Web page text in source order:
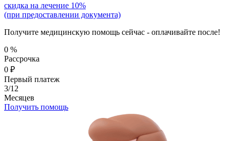
скидка на лечение 10%
(при предоставлении документа)
Получите медицинскую помощь сейчас - оплачивайте после!
0 %
Рассрочка
0 ₽
Первый платеж
3/12
Месяцев
Получить помощь